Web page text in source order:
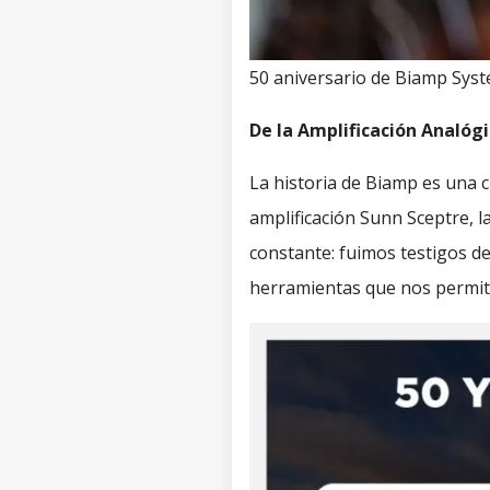
50 aniversario de Biamp
De la Amplificación
La historia de Biamp es una
amplificación Sunn Sceptre,
constante: fuimos testigos
herramientas que nos